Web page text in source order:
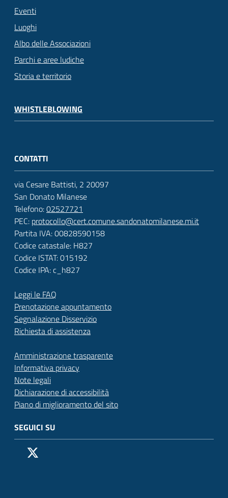
Eventi
Luoghi
Albo delle Associazioni
Parchi e aree ludiche
Storia e territorio
WHISTLEBLOWING
CONTATTI
via Cesare Battisti, 2 20097
San Donato Milanese
Telefono:02527721
PEC: protocollo@cert.comune.sandonatomilanese.mi.it
Partita IVA: 00828590158
Codice catastale: H827
Codice ISTAT: 015192
Codice IPA: c_h827
Leggi le FAQ
Prenotazione appuntamento
Segnalazione Disservizio
Richiesta di assistenza
Amministrazione trasparente
Informativa privacy
Note legali
Dichiarazione di accessibilità
Piano di miglioramento del sito
SEGUICI SU
Pagina Facebook del Comune di San Donato Milanese